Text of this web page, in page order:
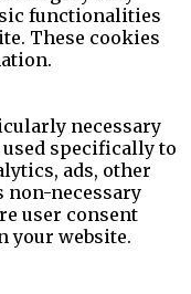
functionalities
These cookies
necessary
specifically to
ads, other
non-necessary
user consent
your website.